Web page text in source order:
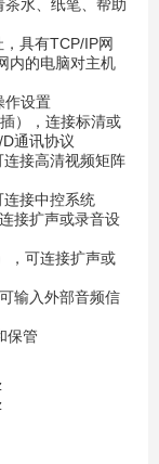
水、纸笔、帮助
具有TCP/IP网
内的电脑对主机
作设置
），连接标清或
通讯协议
接高清视频矩阵
接中控系统
接扩声或录音设
，可连接扩声或
输入外部音频信
保管